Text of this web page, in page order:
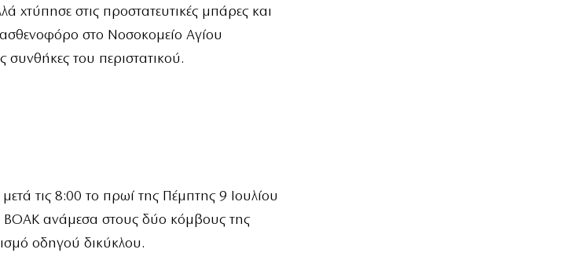
χτύπησε στις προστατευτικές μπάρες και
στο Νοσοκομείο Αγίου
συνθήκες του περιστατικού.
τις 8:00 το πρωί της Πέμπτης 9 Ιουλίου
ΒΟΑΚ ανάμεσα στους δύο κόμβους της
οδηγού δικύκλου.